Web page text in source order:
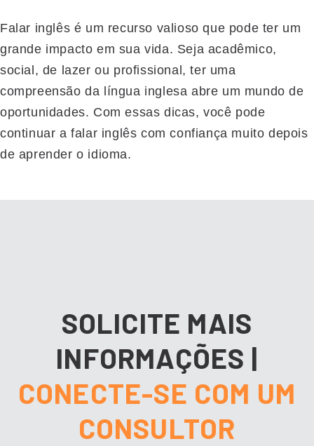
Falar inglês é um recurso valioso que pode ter um
grande impacto em sua vida. Seja acadêmico,
social, de lazer ou profissional, ter uma
compreensão da língua inglesa abre um mundo de
oportunidades. Com essas dicas, você pode
continuar a falar inglês com confiança muito depois
de aprender o idioma.
SOLICITE MAIS
INFORMAÇÕES |
CONECTE-SE COM UM
CONSULTOR